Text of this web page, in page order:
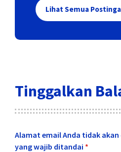
Lihat Semua
Tinggalkan
Alamat email Anda tidak
yang wajib ditandai *